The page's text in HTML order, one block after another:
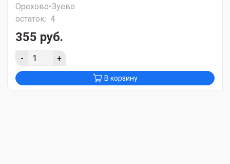
Орехово-Зуево
остаток: 4
355 руб.
- +
В корзину